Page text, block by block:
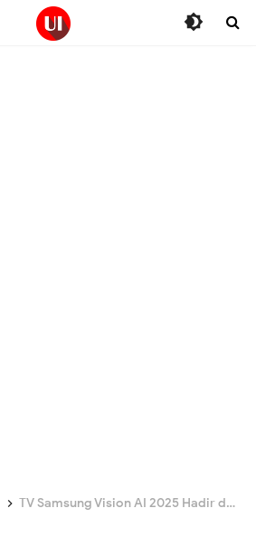
TV Samsung Vision AI 2025 Hadir di Indonesia: Vision AI Canggih & Diskon Rp5 Juta!